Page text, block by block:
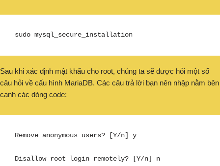
sudo mysql_secure_installation
Sau khi xác định mật khẩu cho root, chúng ta sẽ được hỏi một số
câu hỏi về cấu hình MariaDB. Các câu trả lời bạn nên nhập nằm bên
cạnh các dòng code:
Remove anonymous users? [Y/n] y
Disallow root login remotely? [Y/n] n